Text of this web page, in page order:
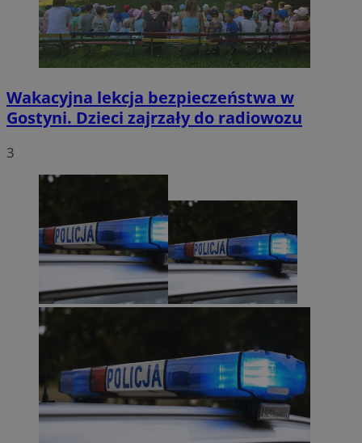
Wakacyjna lekcja bezpieczeństwa w
Gostyni. Dzieci zajrzały do radiowozu
3